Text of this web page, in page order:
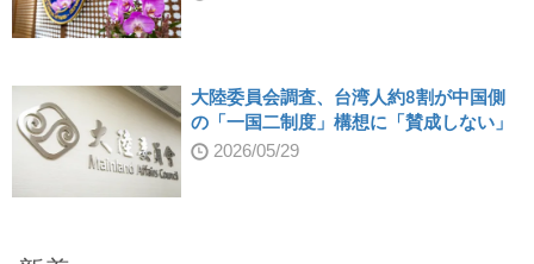
大陸委員会調査、台湾人約8割が中国側
の「一国二制度」構想に「賛成しない」
2026/05/29